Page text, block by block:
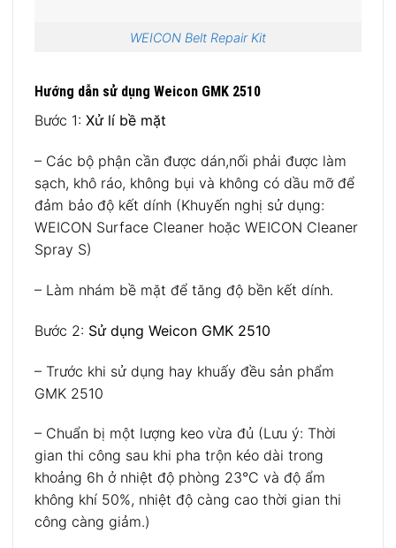
WEICON Belt Repair Kit
Hướng dẫn sử dụng Weicon GMK 2510
Bước 1: Xử lí bề mặt
– Các bộ phận cần được dán,nối phải được làm
sạch, khô ráo, không bụi và không có dầu mỡ để
đảm bảo độ kết dính (Khuyến nghị sử dụng:
WEICON Surface Cleaner hoặc WEICON Cleaner
Spray S)
– Làm nhám bề mặt để tăng độ bền kết dính.
Bước 2: Sử dụng Weicon GMK 2510
– Trước khi sử dụng hay khuấy đều sản phẩm
GMK 2510
– Chuẩn bị một lượng keo vừa đủ (Lưu ý: Thời
gian thi công sau khi pha trộn kéo dài trong
khoảng 6h ở nhiệt độ phòng 23°C và độ ẩm
không khí 50%, nhiệt độ càng cao thời gian thi
công càng giảm.)